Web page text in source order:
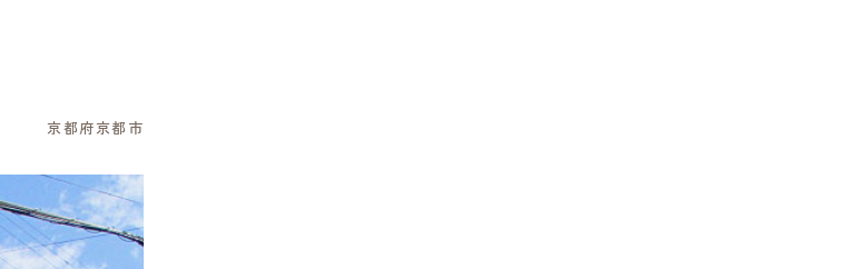
京都府京都市